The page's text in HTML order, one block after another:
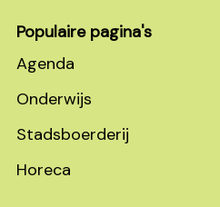
Populaire pagina's
Agenda
Onderwijs
Stadsboerderij
Horeca